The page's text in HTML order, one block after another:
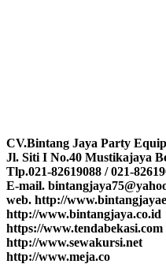
CV.Bintang Jaya Party
Jl. Siti I No.40 Mustikajaya
Tlp.021-82619088 / 021-
E-mail.
web. http://
http://www.bintangjaya.co.id
https://www.tendabekasi.com
http://www.sewakursi.net
http://www.meja.co